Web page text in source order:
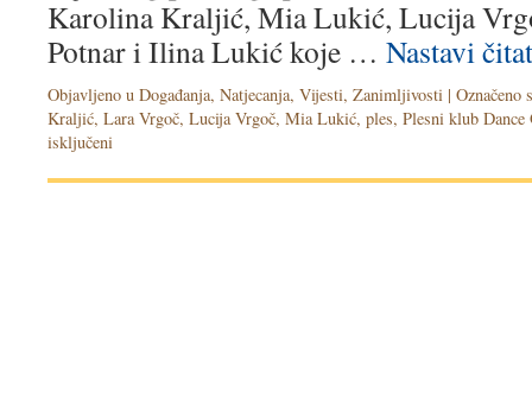
Karolina Kraljić, Mia Lukić, Lucija
Potnar i Ilina Lukić koje … Nastavi
Objavljeno u Događanja, Natjecanja, Vijesti, Zanimljivosti | Označeno
Kraljić, Lara Vrgoč, Lucija Vrgoč, Mia Lukić, ples, Plesni klub Dance
isključeni